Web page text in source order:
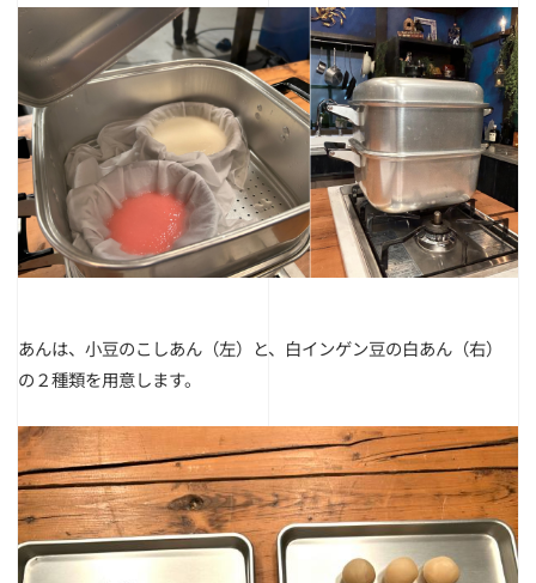
あんは、小豆のこしあん（左）と、白インゲン豆の白あん（右）
の２種類を用意します。